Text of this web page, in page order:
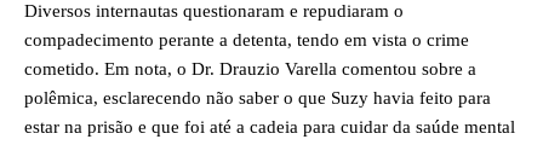
Diversos internautas questionaram e repudiaram o
compadecimento perante a detenta, tendo em vista o crime
cometido. Em nota, o Dr. Drauzio Varella comentou sobre a
polêmica, esclarecendo não saber o que Suzy havia feito para
estar na prisão e que foi até a cadeia para cuidar da saúde mental